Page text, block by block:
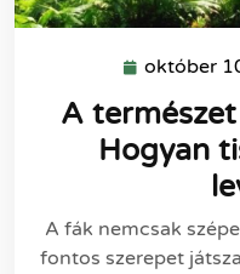
október
A
Hogyan
A fák nemcsak
fontos szerepet